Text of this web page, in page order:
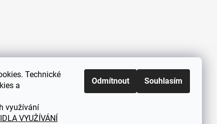
Technické
a
využívání
VYUŽÍVÁNÍ
Odmítnout Souhlasím
Zákaznická podpora každý všední
den od 9.00 do 18.00 hodin